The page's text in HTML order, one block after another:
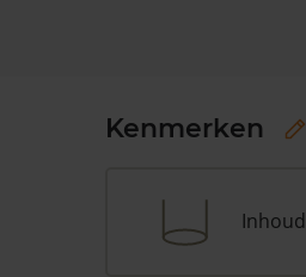
Kenmerken
Inhoud